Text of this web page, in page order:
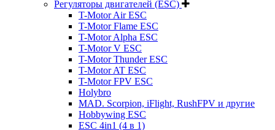
Регуляторы двигателей (ESC)
T-Motor Air ESC
T-Motor Flame ESC
T-Motor Alpha ESC
T-Motor V ESC
T-Motor Thunder ESC
T-Motor AT ESC
T-Motor FPV ESC
Holybro
MAD. Scorpion, iFlight, RushFPV и другие
Hobbywing ESC
ESC 4in1 (4 в 1)